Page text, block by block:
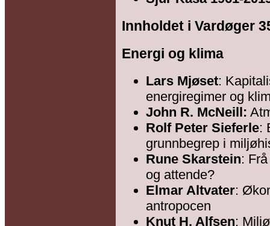
Innholdet i Vardøger
Energi og klima
Lars Mjøset:
energiregimer og
John R. McNeill:
Rolf Peter Sieferle:
grunnbegrep i
Rune Skarstein:
og attende?
Elmar Altvater:
antropocen
Knut H. Alfsen: